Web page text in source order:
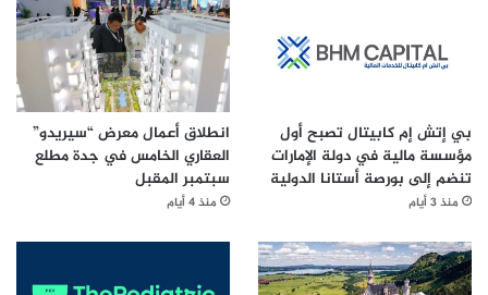
بي إتش إم كابيتال تصبح أول
مؤسسة مالية في دولة الإمارات
تنضم إلى بورصة أستانا الدولية
منذ 3 أيام
انطلاق أعمال معرض “سيريدو”
العقاري الخامس في جدة مطلع
سبتمبر المقبل
منذ 4 أيام